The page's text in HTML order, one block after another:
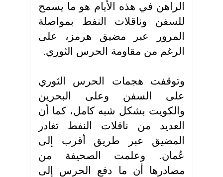
الراهن في هذه الأيام هو ما يسمح
للسفن وناقلات النفط بمواصلة
المرور عبر مضيق هرمز، على
الرغم من مقاومة الحرس الثوري.
وتوقفت هجمات الحرس الثوري
على السفن وعلى البحرين
والكويت بشكل شبه كامل، كما أن
العديد من ناقلات النفط تغادر
المضيق عبر طريق أقرب إلى
عُمان. وعلمت الصحيفة من
مصادرها أن ما دفع الحرس إلى